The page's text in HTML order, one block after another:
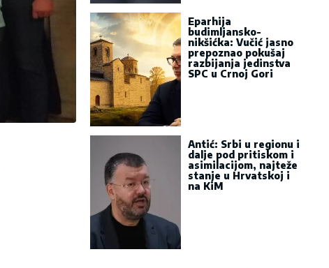
Eparhija
budimljansko-
nikšićka: Vučić jasno
prepoznao pokušaj
razbijanja jedinstva
SPC u Crnoj Gori
Antić: Srbi u regionu i
dalje pod pritiskom i
asimilacijom, najteže
stanje u Hrvatskoj i
na KiM